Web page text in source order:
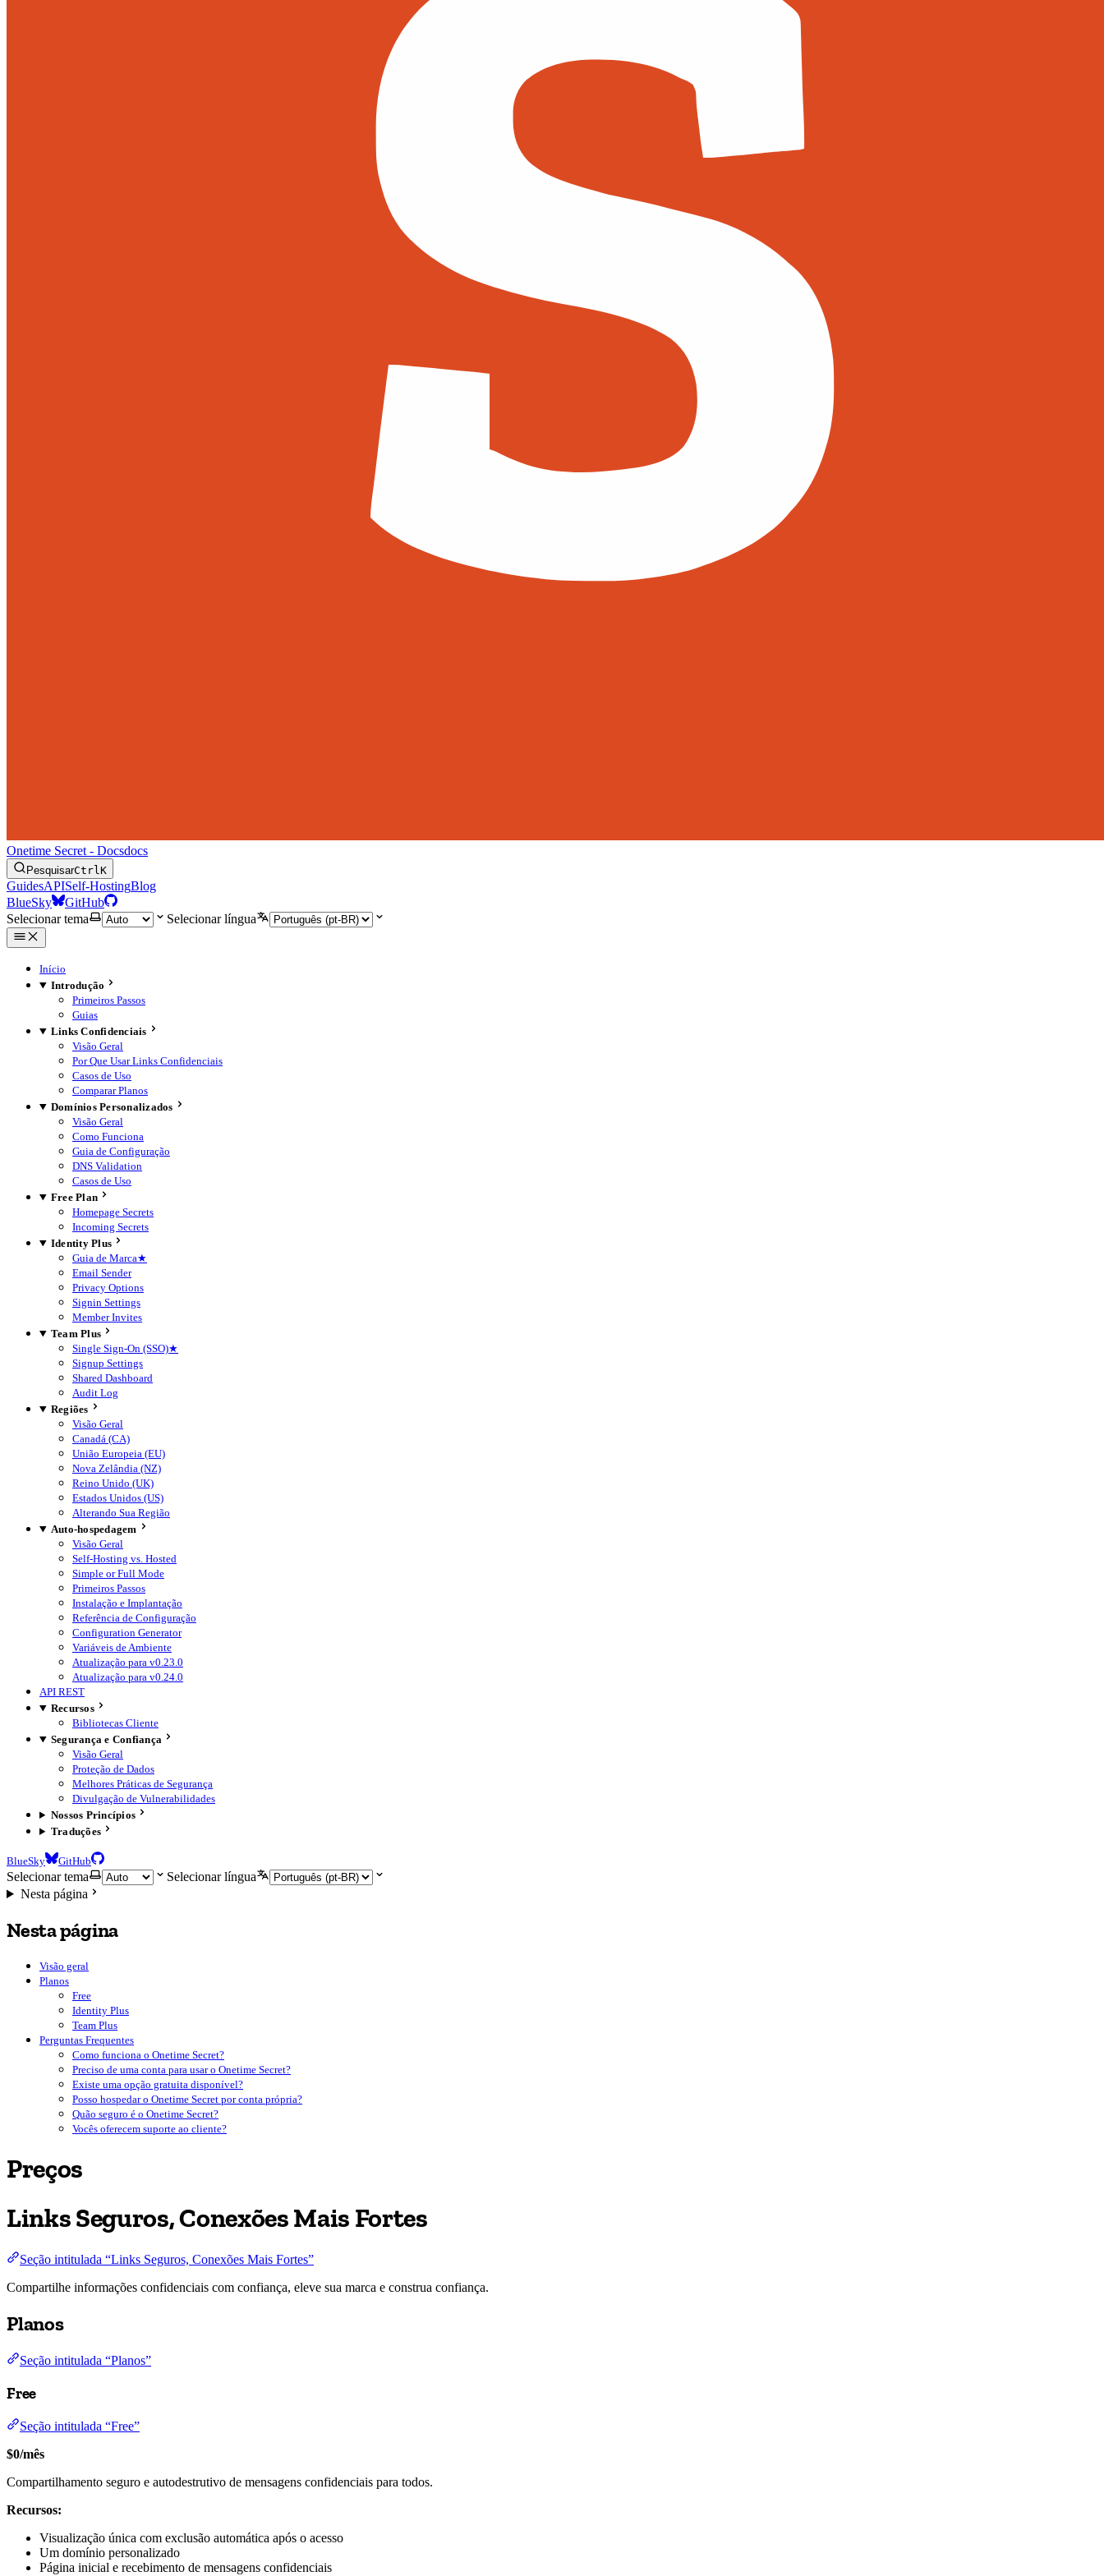
Onetime Secret - Docsdocs
PesquisarCtrlK
GuidesAPISelf-HostingBlog
BlueSky
GitHub
Selecionar tema
Selecionar língua
Início
Introdução
Primeiros Passos
Guias
Links Confidenciais
Visão Geral
Por Que Usar Links Confidenciais
Casos de Uso
Comparar Planos
Domínios Personalizados
Visão Geral
Como Funciona
Guia de Configuração
DNS Validation
Casos de Uso
Free Plan
Homepage Secrets
Incoming Secrets
Identity Plus
Guia de Marca★
Email Sender
Privacy Options
Signin Settings
Member Invites
Team Plus
Single Sign-On (SSO)★
Signup Settings
Shared Dashboard
Audit Log
Regiões
Visão Geral
Canadá (CA)
União Europeia (EU)
Nova Zelândia (NZ)
Reino Unido (UK)
Estados Unidos (US)
Alterando Sua Região
Auto-hospedagem
Visão Geral
Self-Hosting vs. Hosted
Simple or Full Mode
Primeiros Passos
Instalação e Implantação
Referência de Configuração
Configuration Generator
Variáveis de Ambiente
Atualização para v0.23.0
Atualização para v0.24.0
API REST
Recursos
Bibliotecas Cliente
Segurança e Confiança
Visão Geral
Proteção de Dados
Melhores Práticas de Segurança
Divulgação de Vulnerabilidades
Nossos Princípios
Traduções
BlueSky GitHub
Selecionar tema
Selecionar língua
Nesta página
Nesta página
Visão geral
Planos
Free
Identity Plus
Team Plus
Perguntas Frequentes
Como funciona o Onetime Secret?
Preciso de uma conta para usar o Onetime Secret?
Existe uma opção gratuita disponível?
Posso hospedar o Onetime Secret por conta própria?
Quão seguro é o Onetime Secret?
Vocês oferecem suporte ao cliente?
Preços
Links Seguros, Conexões Mais Fortes
Seção intitulada “Links Seguros, Conexões Mais Fortes”
Compartilhe informações confidenciais com confiança, eleve sua marca e construa confiança.
Planos
Seção intitulada “Planos”
Free
Seção intitulada “Free”
$0/mês
Compartilhamento seguro e autodestrutivo de mensagens confidenciais para todos.
Recursos:
Visualização única com exclusão automática após o acesso
Um domínio personalizado
Página inicial e recebimento de mensagens confidenciais